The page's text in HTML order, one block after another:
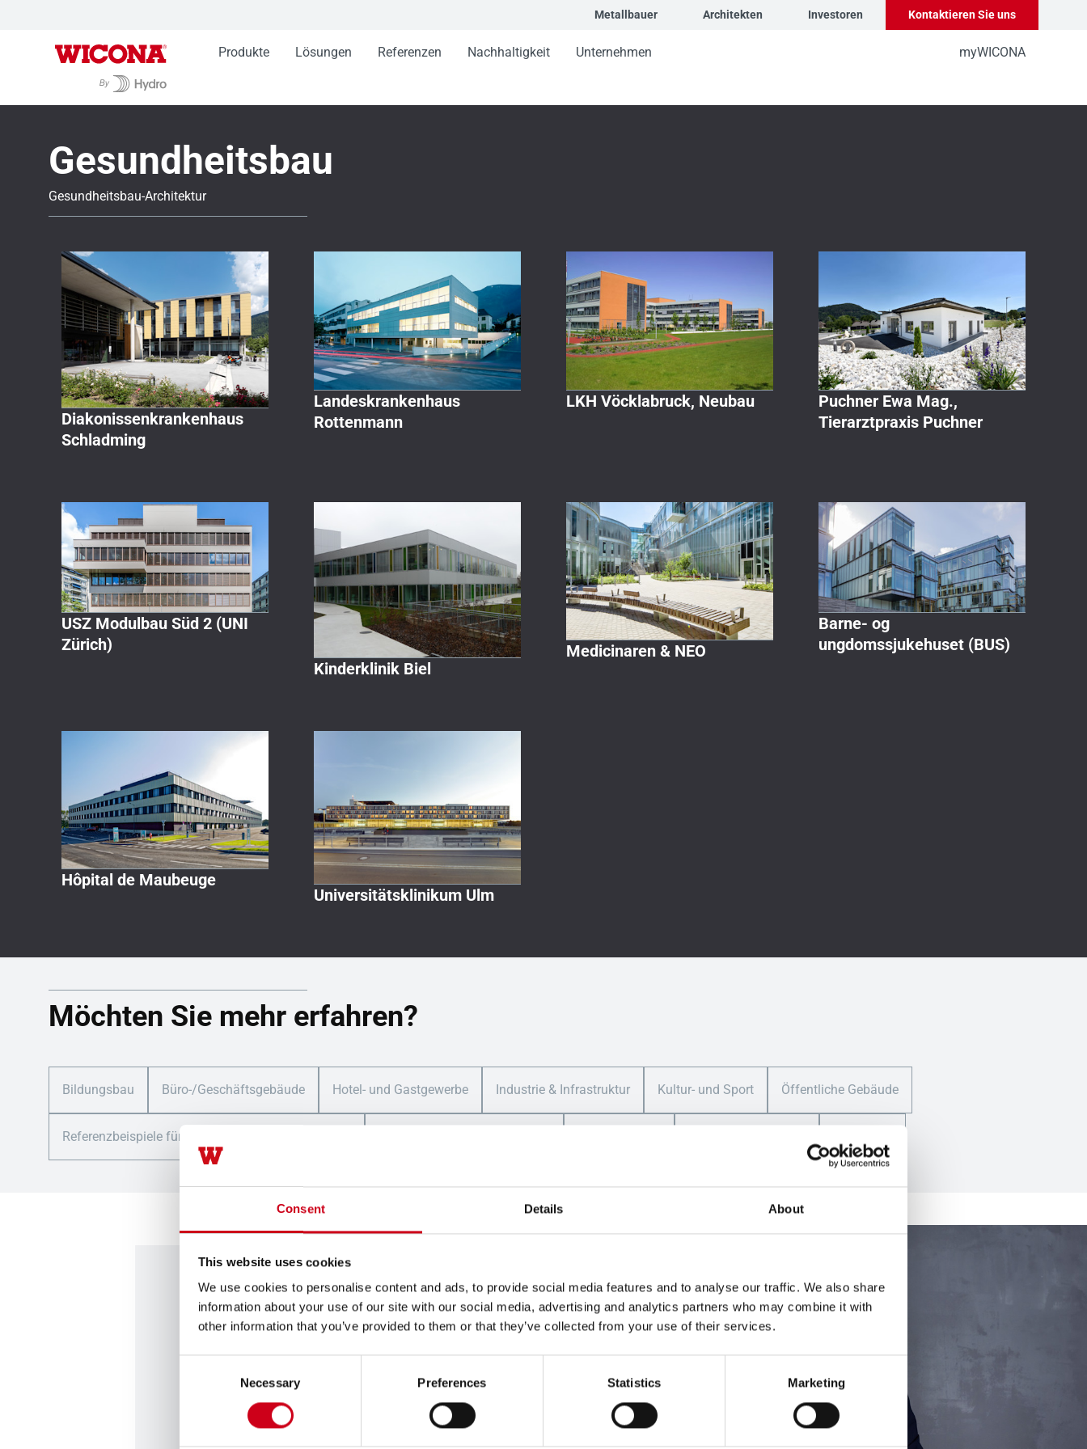
Consent Details About
This website uses cookies
We use cookies to personalise content and ads, to provide social media features and to analyse our traffic. We also share
information about your use of our site with our social media, advertising and analytics partners who may combine it with
other information that you’ve provided to them or that they’ve collected from your use of their services.
Necessary Preferences Statistics Marketing
Metallbauer Architekten Investoren Kontaktieren Sie uns
Produkte Lösungen Referenzen Nachhaltigkeit Unternehmen myWICONA
Gesundheitsbau
Gesundheitsbau-Architektur
Diakonissenkrankenhaus
Schladming
Landeskrankenhaus
Rottenmann
LKH Vöcklabruck, Neubau
Puchner Ewa Mag.,
Tierarztpraxis Puchner
USZ Modulbau Süd 2 (UNI
Zürich)
Kinderklinik Biel
Medicinaren & NEO
Barne- og
ungdomssjukehuset (BUS)
Hôpital de Maubeuge
Universitätsklinikum Ulm
Möchten Sie mehr erfahren?
Bildungsbau Büro-/Geschäftsgebäude Hotel- und Gastgewerbe Industrie & Infrastruktur Kultur- und Sport Öffentliche Gebäude
Referenzbeispiele für kundenspezifische Lösungen
Kontaktieren Sie uns
Haben Sie Fragen oder Anregungen, die Sie uns
mitteilen möchten? Nehmen Sie jetzt Kontakt mit
einem Experten auf, indem Sie auf den
untenstehenden Link klicken.